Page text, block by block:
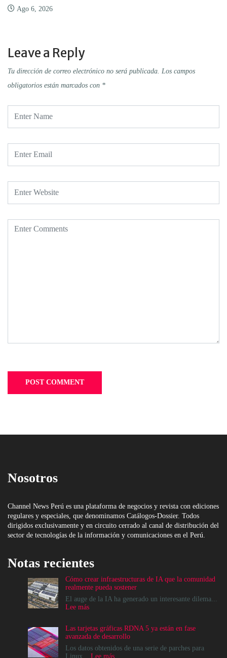
Ago 6, 2026
Leave a Reply
Tu dirección de correo electrónico no será publicada. Los campos
obligatorios están marcados con *
Nosotros
Channel News Perú es una plataforma de negocios y revista con ediciones
regulares y especiales, que denominamos Catálogos-Dossier. Todos
dirigidos exclusivamente y en circuito cerrado al canal de distribución del
sector de tecnologías de la información y comunicaciones en el Perú.
Notas recientes
Cómo crear infraestructuras de IA que la comunidad
realmente pueda sostener
El auge de la IA ha generado un interesante dilema...
Lee más:
infraestructuras
de
IA
que
Las tarjetas gráficas RDNA 5 ya están en fase
avanzada de desarrollo
Los datos obtenidos de una serie de parches para
Linux... Lee más: